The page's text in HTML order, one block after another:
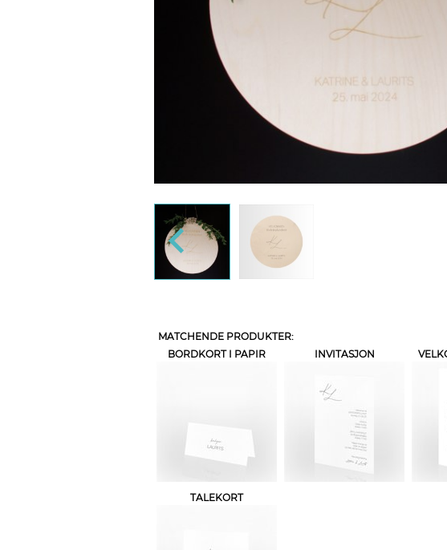
MATCHENDE PRODUKTER:
BORDKORT I PAPIR
INVITASJON
TALEKORT